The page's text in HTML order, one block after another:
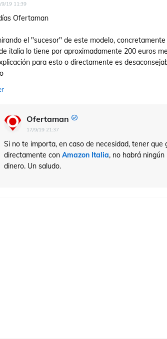
9/19 11:39
Ofertaman
el "sucesor" de este modelo,
italia lo tiene por aproximadamente 200 euros
para esto o directamente es
Ofertaman
17/9/19 21:37
Si no te importa, en caso de necesidad, tener que
directamente con Amazon Italia, no habrá
dinero. Un saludo.